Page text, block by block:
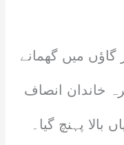
میں گھمانے
خاندان انصاف
پہنچ گیا۔